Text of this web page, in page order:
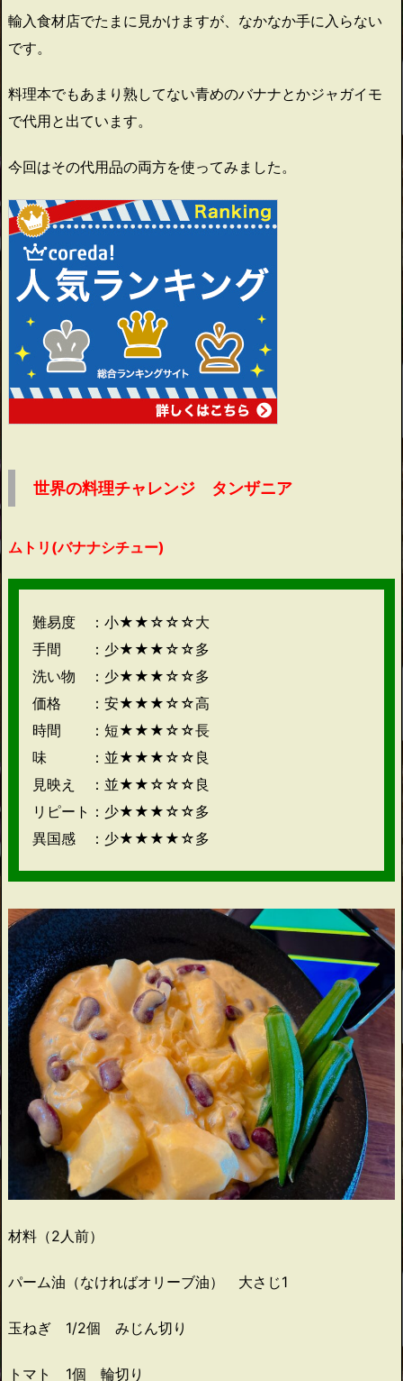
輸入食材店でたまに見かけますが、なかなか手に入らない
です。
料理本でもあまり熟してない青めのバナナとかジャガイモ
で代用と出ています。
今回はその代用品の両方を使ってみました。
世界の料理チャレンジ タンザニア
ムトリ(バナナシチュー)
難易度 ：小★★☆☆☆大
手間 ：少★★★☆☆多
洗い物 ：少★★★☆☆多
価格 ：安★★★☆☆高
時間 ：短★★★☆☆長
味 ：並★★★☆☆良
見映え ：並★★☆☆☆良
リピート：少★★★☆☆多
異国感 ：少★★★★☆多
材料（2人前）
パーム油（なければオリーブ油） 大さじ1
玉ねぎ 1/2個 みじん切り
トマト 1個 輪切り